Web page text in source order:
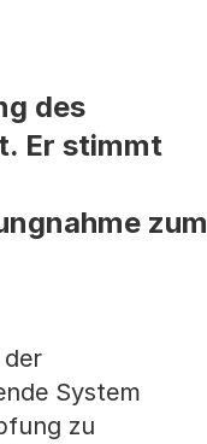
des
Er stimmt
zum
System
zu